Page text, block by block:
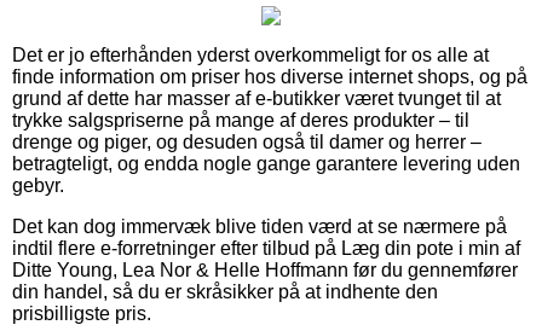
Det er jo efterhånden yderst overkommeligt for os alle at
finde information om priser hos diverse internet shops, og på
grund af dette har masser af e-butikker været tvunget til at
trykke salgspriserne på mange af deres produkter – til
drenge og piger, og desuden også til damer og herrer –
betragteligt, og endda nogle gange garantere levering uden
gebyr.
Det kan dog immervæk blive tiden værd at se nærmere på
indtil flere e-forretninger efter tilbud på Læg din pote i min af
Ditte Young, Lea Nor & Helle Hoffmann før du gennemfører
din handel, så du er skråsikker på at indhente den
prisbilligste pris.